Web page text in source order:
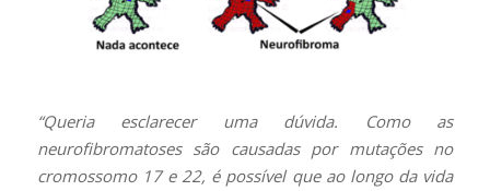
“Queria esclarecer uma dúvida. Como as
neurofibromatoses são causadas por mutações no
cromossomo 17 e 22, é possível que ao longo da vida